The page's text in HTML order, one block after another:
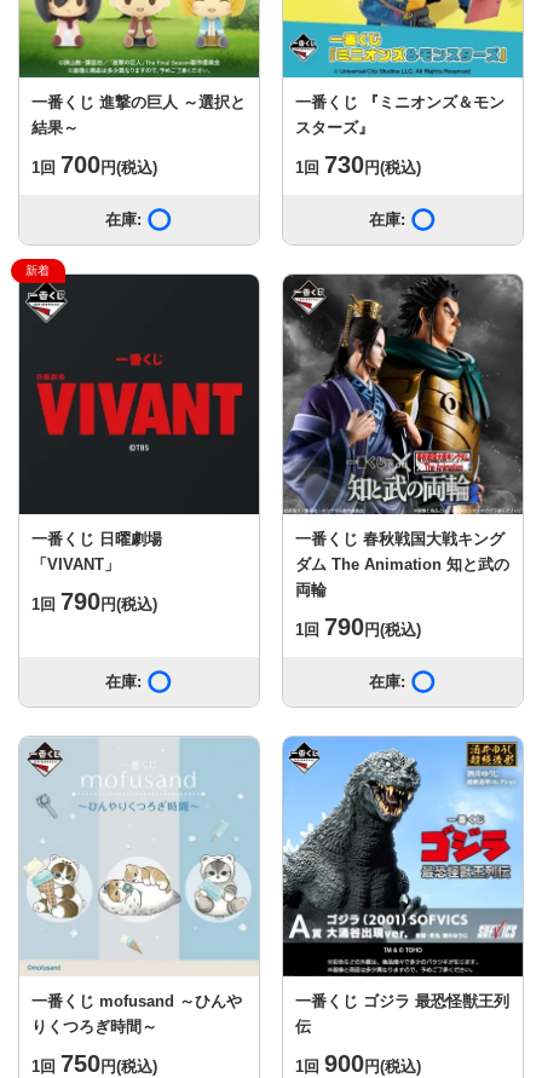
一番くじ 進撃の巨人 ～選択と
結果～
1回 700円(税込)
在庫:
一番くじ 『ミニオンズ＆モン
スターズ』
1回 730円(税込)
在庫:
一番くじ 日曜劇場
「VIVANT」
1回 790円(税込)
在庫:
一番くじ 春秋戦国大戦キング
ダム The Animation 知と武の
両輪
1回 790円(税込)
在庫:
一番くじ mofusand ～ひんや
りくつろぎ時間～
1回 750円(税込)
一番くじ ゴジラ 最恐怪獣王列
伝
1回 900円(税込)